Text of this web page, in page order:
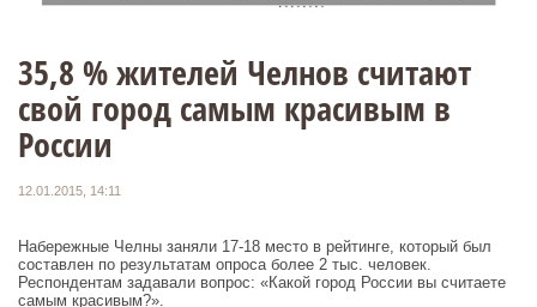
35,8 % жителей Челнов считают
свой город самым красивым в
России
12.01.2015, 14:11
Набережные Челны заняли 17-18 место в рейтинге, который был
составлен по результатам опроса более 2 тыс. человек.
Респондентам задавали вопрос: «Какой город России вы считаете
самым красивым?».